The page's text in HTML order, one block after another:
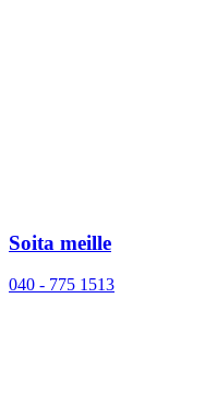
Soita meille
040 - 775 1513